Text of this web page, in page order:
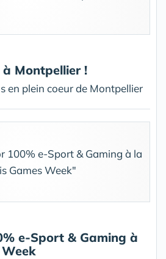
Montpellier !
en plein coeur de Montpellier
e-Sport & Gaming à